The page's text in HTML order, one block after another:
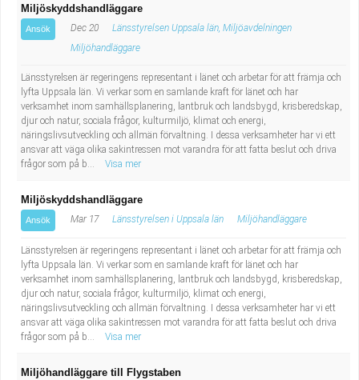
Miljöskyddshandläggare
Ansök Dec 20
Länsstyrelsen Uppsala län, Miljöavdelningen
Miljöhandläggare
Länsstyrelsen är regeringens representant i länet och arbetar för att främja och
lyfta Uppsala län. Vi verkar som en samlande kraft för länet och har
verksamhet inom samhällsplanering, lantbruk och landsbygd, krisberedskap,
djur och natur, sociala frågor, kulturmiljö, klimat och energi,
näringslivsutveckling och allmän förvaltning. I dessa verksamheter har vi ett
ansvar att väga olika sakintressen mot varandra för att fatta beslut och driva
frågor som på b...
Visa mer
Miljöskyddshandläggare
Ansök Mar 17 Länsstyrelsen i Uppsala län Miljöhandläggare
Länsstyrelsen är regeringens representant i länet och arbetar för att främja och
lyfta Uppsala län. Vi verkar som en samlande kraft för länet och har
verksamhet inom samhällsplanering, lantbruk och landsbygd, krisberedskap,
djur och natur, sociala frågor, kulturmiljö, klimat och energi,
näringslivsutveckling och allmän förvaltning. I dessa verksamheter har vi ett
ansvar att väga olika sakintressen mot varandra för att fatta beslut och driva
frågor som på b...
Visa mer
Miljöhandläggare till Flygstaben